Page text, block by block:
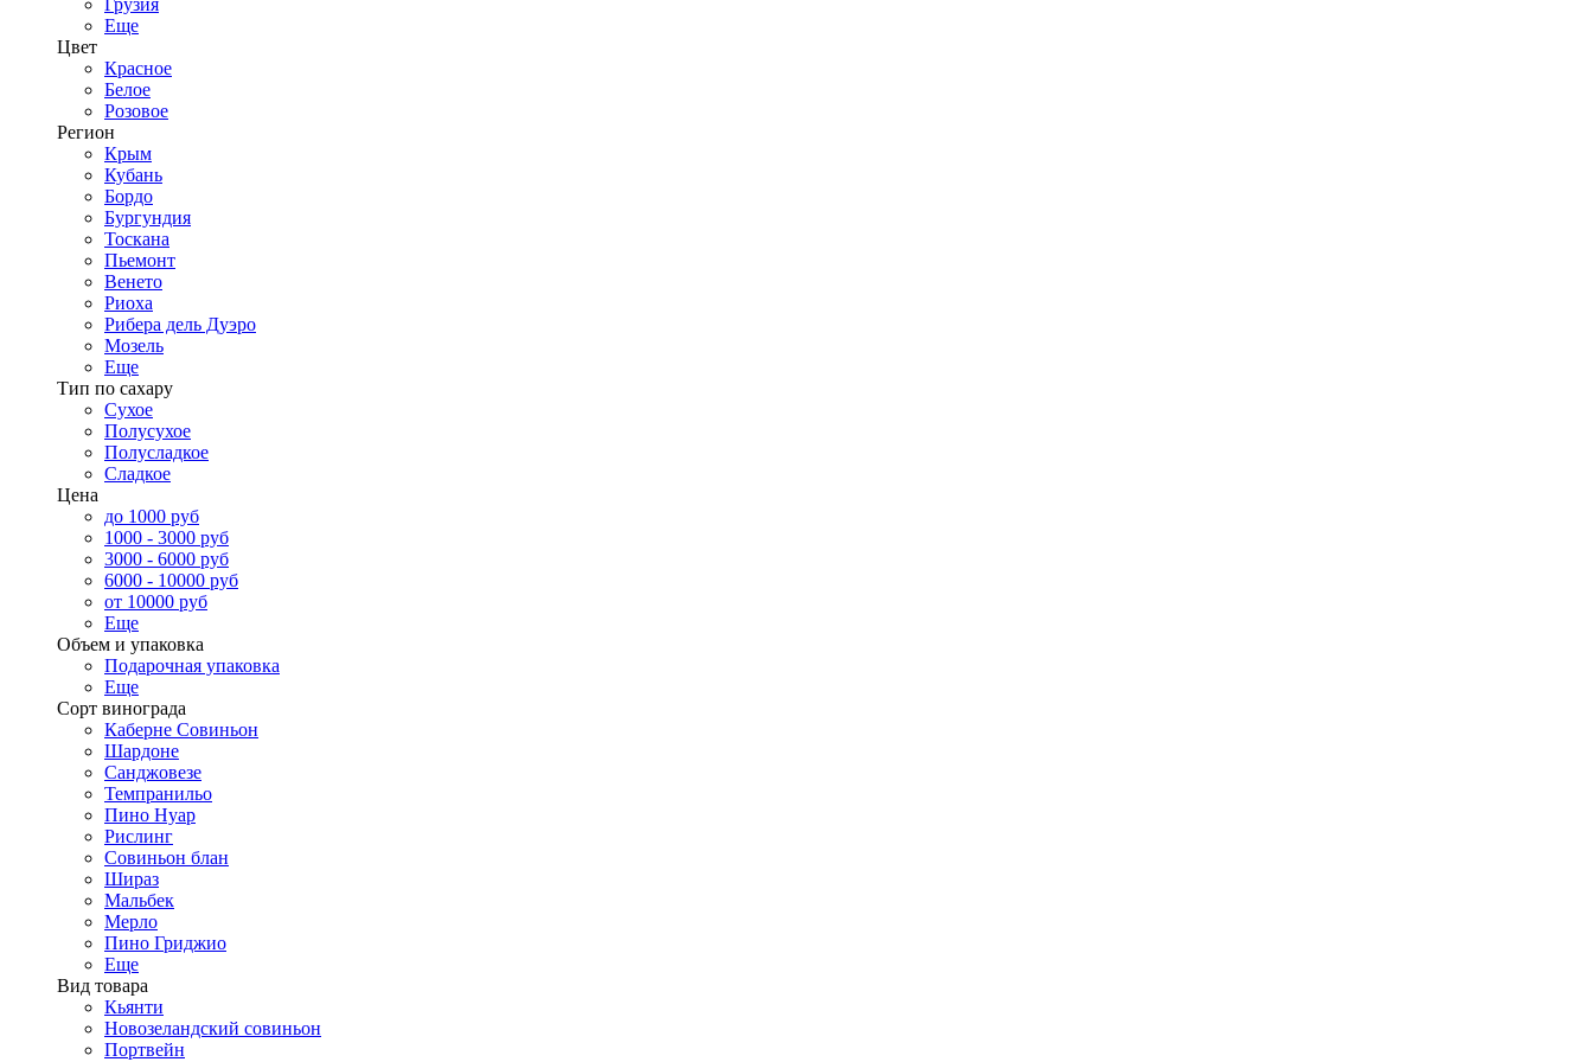
Грузия
Еще
Цвет
Красное
Белое
Розовое
Регион
Крым
Кубань
Бордо
Бургундия
Тоскана
Пьемонт
Венето
Риоха
Рибера дель Дуэро
Мозель
Еще
Тип по сахару
Сухое
Полусухое
Полусладкое
Сладкое
Цена
до 1000 руб
1000 - 3000 руб
3000 - 6000 руб
6000 - 10000 руб
от 10000 руб
Еще
Объем и упаковка
Подарочная упаковка
Еще
Сорт винограда
Каберне Совиньон
Шардоне
Санджовезе
Темпранильо
Пино Нуар
Рислинг
Совиньон блан
Шираз
Мальбек
Мерло
Пино Гриджио
Еще
Вид товара
Кьянти
Новозеландский совиньон
Портвейн